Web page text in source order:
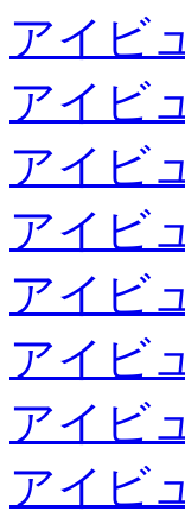
アイビ
アイビ
アイビ
アイビ
アイビ
アイビ
アイビ
アイビ